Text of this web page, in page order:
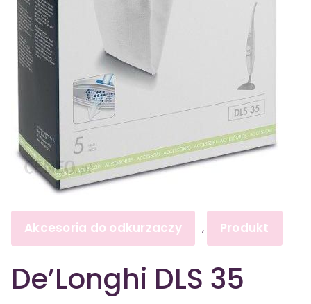
Akcesoria do odkurzaczy , Produkt
De’Longhi DLS 35